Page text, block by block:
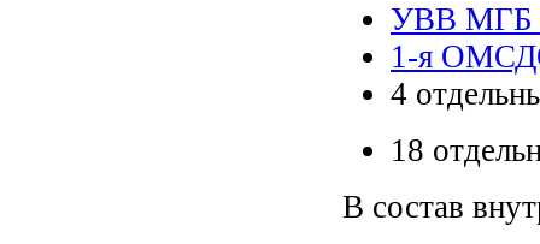
УВВ МГБ
1-я
4
18
В состав